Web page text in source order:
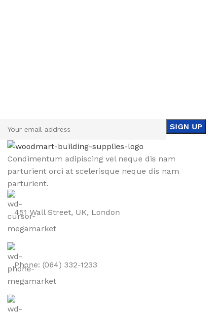
Condimentum adipiscing vel neque dis nam
parturient orci at scelerisque neque dis nam
parturient.
451 Wall Street, UK, London
Phone: (064) 332-1233